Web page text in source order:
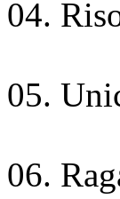
04.
05.
06.